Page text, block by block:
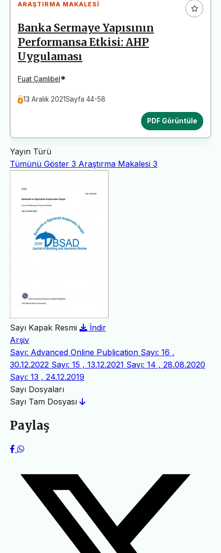
ARAŞTIRMA MAKALESI
Banka Sermaye Yapısının
Performansa Etkisi: AHP
Uygulaması
Fuat Çamlıbel *
13 Aralık 2021Sayfa 44-58
PDF Görüntüle
Yayın Türü
Tümünü Göster 3 Araştırma Makalesi 3
Sayı Kapak Resmi
İndir
Arşiv
Sayı: Advanced Online Publication Sayı: 16 ,
30.12.2022 Sayı: 15 , 13.12.2021 Sayı: 14 , 28.08.2020
Sayı: 13 , 24.12.2019
Sayı Dosyaları
Sayı Tam Dosyası
Paylaş